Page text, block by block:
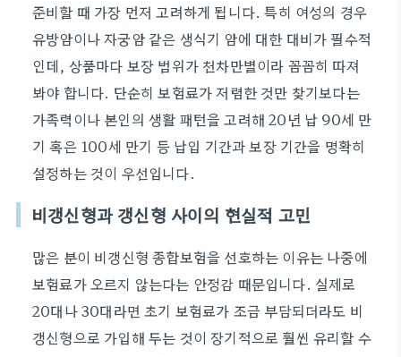
준비할 때 가장 먼저 고려하게 됩니다. 특히 여성의 경우
유방암이나 자궁암 같은 생식기 암에 대한 대비가 필수적
인데, 상품마다 보장 범위가 천차만별이라 꼼꼼히 따져
봐야 합니다. 단순히 보험료가 저렴한 것만 찾기보다는
가족력이나 본인의 생활 패턴을 고려해 20년 납 90세 만
기 혹은 100세 만기 등 납입 기간과 보장 기간을 명확히
설정하는 것이 우선입니다.
비갱신형과 갱신형 사이의 현실적 고민
많은 분이 비갱신형 종합보험을 선호하는 이유는 나중에
보험료가 오르지 않는다는 안정감 때문입니다. 실제로
20대나 30대라면 초기 보험료가 조금 부담되더라도 비
갱신형으로 가입해 두는 것이 장기적으로 훨씬 유리할 수